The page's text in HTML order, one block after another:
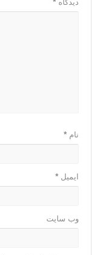
دیدگاه*
نام*
ایمیل*
وب‌ سایت